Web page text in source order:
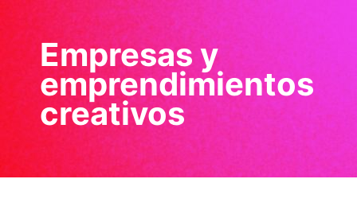
Empresas y
emprendimientos
creativos